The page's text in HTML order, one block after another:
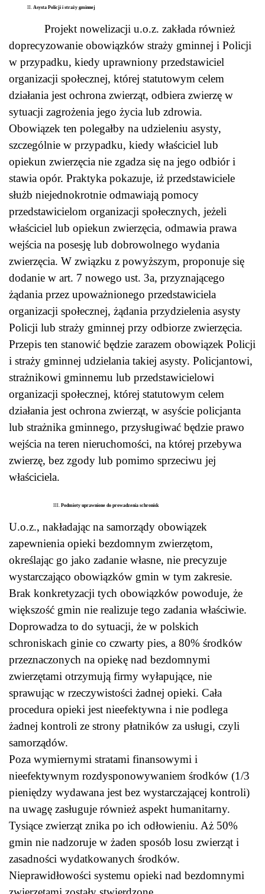
Asysta Policji i straży gminnej
Projekt nowelizacji u.o.z. zakłada również
doprecyzowanie obowiązków straży gminnej i Policji
w przypadku, kiedy uprawniony przedstawiciel
organizacji społecznej, której statutowym celem
działania jest ochrona zwierząt, odbiera zwierzę w
sytuacji zagrożenia jego życia lub zdrowia.
Obowiązek ten polegałby na udzieleniu asysty,
szczególnie w przypadku, kiedy właściciel lub
opiekun zwierzęcia nie zgadza się na jego odbiór i
stawia opór. Praktyka pokazuje, iż przedstawiciele
służb niejednokrotnie odmawiają pomocy
przedstawicielom organizacji społecznych, jeżeli
właściciel lub opiekun zwierzęcia, odmawia prawa
wejścia na posesję lub dobrowolnego wydania
zwierzęcia. W związku z powyższym, proponuje się
dodanie w art. 7 nowego ust. 3a, przyznającego
żądania przez upoważnionego przedstawiciela
organizacji społecznej, żądania przydzielenia asysty
Policji lub straży gminnej przy odbiorze zwierzęcia.
Przepis ten stanowić będzie zarazem obowiązek Policji
i straży gminnej udzielania takiej asysty. Policjantowi,
strażnikowi gminnemu lub przedstawicielowi
organizacji społecznej, której statutowym celem
działania jest ochrona zwierząt, w asyście policjanta
lub strażnika gminnego, przysługiwać będzie prawo
wejścia na teren nieruchomości, na której przebywa
zwierzę, bez zgody lub pomimo sprzeciwu jej
właściciela.
Podmioty uprawnione do prowadzenia schronisk
U.o.z., nakładając na samorządy obowiązek
zapewnienia opieki bezdomnym zwierzętom,
określając go jako zadanie własne, nie precyzuje
wystarczająco obowiązków gmin w tym zakresie.
Brak konkretyzacji tych obowiązków powoduje, że
większość gmin nie realizuje tego zadania właściwie.
Doprowadza to do sytuacji, że w polskich
schroniskach ginie co czwarty pies, a 80% środków
przeznaczonych na opiekę nad bezdomnymi
zwierzętami otrzymują firmy wyłapujące, nie
sprawując w rzeczywistości żadnej opieki. Cała
procedura opieki jest nieefektywna i nie podlega
żadnej kontroli ze strony płatników za usługi, czyli
samorządów.
Poza wymiernymi stratami finansowymi i
nieefektywnym rozdysponowywaniem środków (1/3
pieniędzy wydawana jest bez wystarczającej kontroli)
na uwagę zasługuje również aspekt humanitarny.
Tysiące zwierząt znika po ich odłowieniu. Aż 50%
gmin nie nadzoruje w żaden sposób losu zwierząt i
zasadności wydatkowanych środków.
Nieprawidłowości systemu opieki nad bezdomnymi